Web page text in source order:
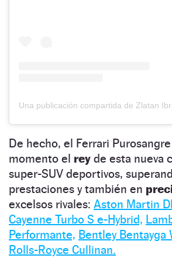
De hecho, el Ferrari
momento el rey de esta nueva
super-SUV deportivos,
prestaciones y también en
excelsos rivales: Aston Martin
Cayenne Turbo S e-Hybrid,
Performante, Bentley Bentayga
Rolls-Royce Cullinan.